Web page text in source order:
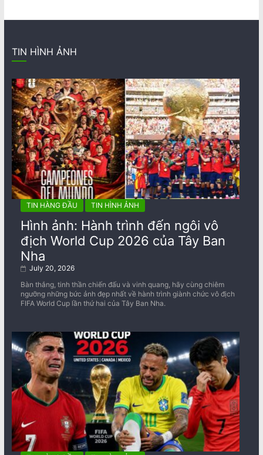
TIN HÌNH ẢNH
TIN HÀNG ĐẦU TIN HÌNH ẢNH
Hình ảnh: Hành trình đến ngôi vô
địch World Cup 2026 của Tây Ban
Nha
July 20, 2026
Bàn thắng, tinh thần chiến đấu và vinh quang, hãy cùng chiêm
ngưỡng những bức ảnh đẹp nhất về ​​hành trình giành chức vô địch
FIFA World Cup lần thứ hai của Tây Ban Nha.